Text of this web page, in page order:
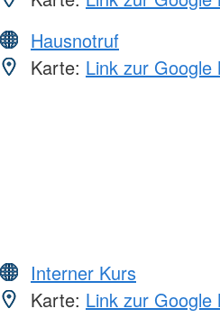
Hausnotruf
Karte: Link zur Google
Interner Kurs
Karte: Link zur Google